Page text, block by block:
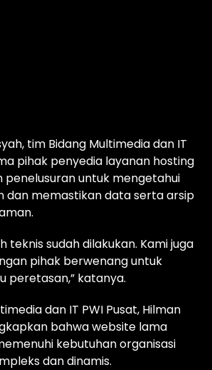
tim Bidang Multimedia dan IT
pihak penyedia layanan hosting
penelusuran untuk mengetahui
dan memastikan data serta arsip
teknis sudah dilakukan. Kami juga
pihak berwenang untuk
peretasan,” katanya.
dan IT PWI Pusat, Hilman
bahwa website lama
kebutuhan organisasi
dan dinamis.